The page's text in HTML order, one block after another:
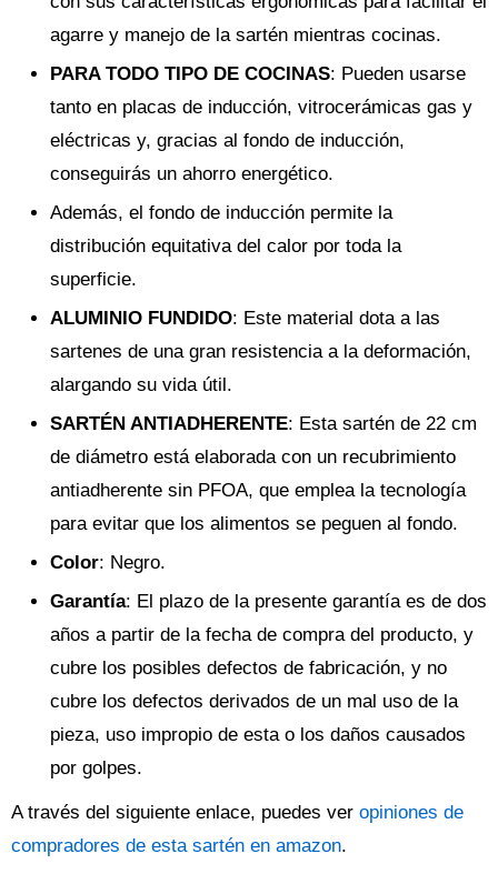
agarre y manejo de la sartén mientras cocinas.
PARA TODO TIPO DE COCINAS: Pueden usarse
tanto en placas de inducción, vitrocerámicas gas y
eléctricas y, gracias al fondo de inducción,
conseguirás un ahorro energético.
Además, el fondo de inducción permite la
distribución equitativa del calor por toda la
superficie.
ALUMINIO FUNDIDO: Este material dota a las
sartenes de una gran resistencia a la deformación,
alargando su vida útil.
SARTÉN ANTIADHERENTE: Esta sartén de 22 cm
de diámetro está elaborada con un recubrimiento
antiadherente sin PFOA, que emplea la tecnología
para evitar que los alimentos se peguen al fondo.
Color: Negro.
Garantía: El plazo de la presente garantía es de dos
años a partir de la fecha de compra del producto, y
cubre los posibles defectos de fabricación, y no
cubre los defectos derivados de un mal uso de la
pieza, uso impropio de esta o los daños causados
por golpes.
A través del siguiente enlace, puedes ver opiniones de
compradores de esta sartén en amazon.